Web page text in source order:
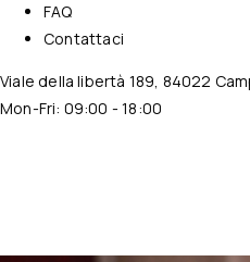
FAQ
Contattaci
Viale della libertà 189, 84022
Mon-Fri: 09:00 - 18:00